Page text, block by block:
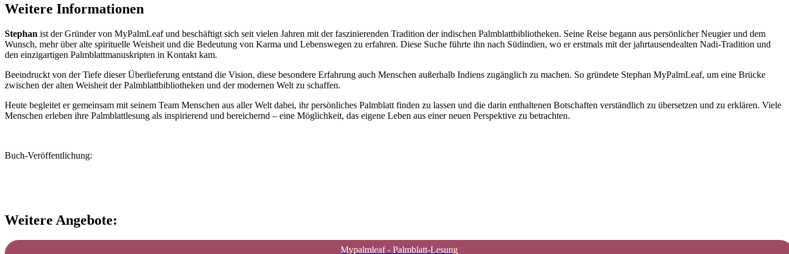
Weitere Informationen
Stephan ist der Gründer von MyPalmLeaf und beschäftigt sich seit vielen Jahren mit der faszinierenden Tradition der indischen Palmblattbibliotheken. Seine Reise begann aus persönlicher Neugier und dem
Wunsch, mehr über alte spirituelle Weisheit und die Bedeutung von Karma und Lebenswegen zu erfahren. Diese Suche führte ihn nach Südindien, wo er erstmals mit der jahrtausendealten Nadi-Tradition und
den einzigartigen Palmblattmanuskripten in Kontakt kam.
Beeindruckt von der Tiefe dieser Überlieferung entstand die Vision, diese besondere Erfahrung auch Menschen außerhalb Indiens zugänglich zu machen. So gründete Stephan MyPalmLeaf, um eine Brücke
zwischen der alten Weisheit der Palmblattbibliotheken und der modernen Welt zu schaffen.
Heute begleitet er gemeinsam mit seinem Team Menschen aus aller Welt dabei, ihr persönliches Palmblatt finden zu lassen und die darin enthaltenen Botschaften verständlich zu übersetzen und zu erklären. Viele
Menschen erleben ihre Palmblattlesung als inspirierend und bereichernd – eine Möglichkeit, das eigene Leben aus einer neuen Perspektive zu betrachten.
Buch-Veröffentlichung:
Weitere Angebote:
Mypalmleaf - Palmblatt-Lesung